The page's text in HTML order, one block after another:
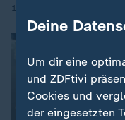
17.03.2017 | 08:15
Deine
Um dir eine
und ZDFtivi
Cookies und
der eingesetzten